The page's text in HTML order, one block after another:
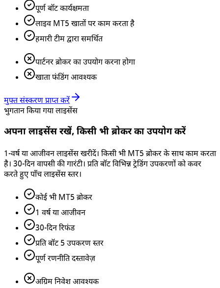
पूर्ण बॉट कार्यक्षमता
लाइव MT5 खातों पर काम करता है
हमारी टीम द्वारा समर्थित
पार्टनर ब्रोकर का उपयोग करना होगा
खाता फंडिंग आवश्यक
मुफ्त संस्करण प्राप्त करें
भुगतान किया गया लाइसेंस
अपना लाइसेंस रखें, किसी भी ब्रोकर का उपयोग करें
1-वर्ष या आजीवन लाइसेंस खरीदें। किसी भी MT5 ब्रोकर के साथ काम करता
है। 30-दिन वापसी की गारंटी। प्रति बॉट विभिन्न ट्रेडिंग उपकरणों को कवर
करते हुए पाँच लाइसेंस स्तर।
कोई भी MT5 ब्रोकर
1 वर्ष या आजीवन
30-दिन रिफंड
प्रति बॉट 5 उपकरण स्तर
पूर्ण रणनीति दस्तावेज़
अग्रिम निवेश आवश्यक